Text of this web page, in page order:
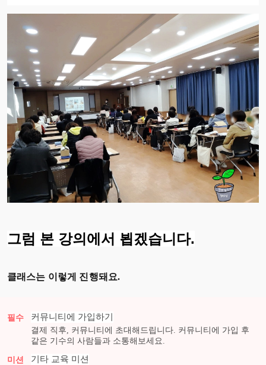
그럼 본 강의에서 뵙겠습니다.
클래스는 이렇게 진행돼요.
필수 커뮤니티에 가입하기
결제 직후, 커뮤니티에 초대해드립니다. 커뮤니티에 가입 후
같은 기수의 사람들과 소통해보세요.
미션 기타 교육 미션